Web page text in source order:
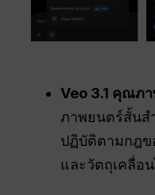
Veo 3.1 คุณภ
ภาพยนตร์สั้นส
ปฏิบัติตามกฎข
และวัตถุเคลื่อ